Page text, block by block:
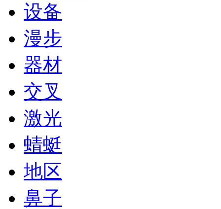
设备
漫步
器材
交叉
激光
蜻蜓
地区
鼻子